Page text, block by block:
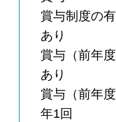
賞与制度の
あり
賞与（前年
あり
賞与（前年
年1回